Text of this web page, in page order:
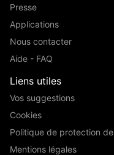
Presse
Applications
Nous contacter
Aide - FAQ
Liens utiles
Vos suggestions
Cookies
Politique de protection
Mentions légales